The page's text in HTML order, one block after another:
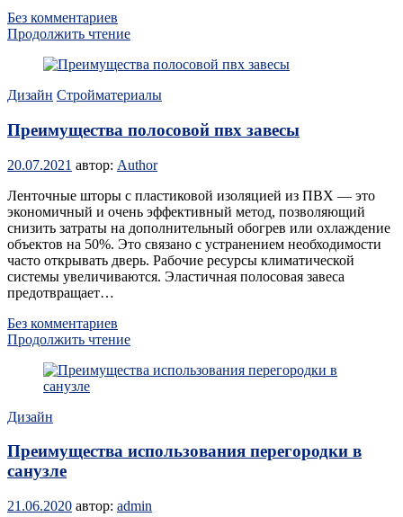
Без комментариев
Продолжить чтение
Дизайн Стройматериалы
Преимущества полосовой пвх завесы
20.07.2021 автор: Author
Ленточные шторы с пластиковой изоляцией из ПВХ — это
экономичный и очень эффективный метод, позволяющий
снизить затраты на дополнительный обогрев или охлаждение
объектов на 50%. Это связано с устранением необходимости
часто открывать дверь. Рабочие ресурсы климатической
системы увеличиваются. Эластичная полосовая завеса
предотвращает…
Без комментариев
Продолжить чтение
Дизайн
Преимущества использования перегородки в
санузле
21.06.2020 автор: admin